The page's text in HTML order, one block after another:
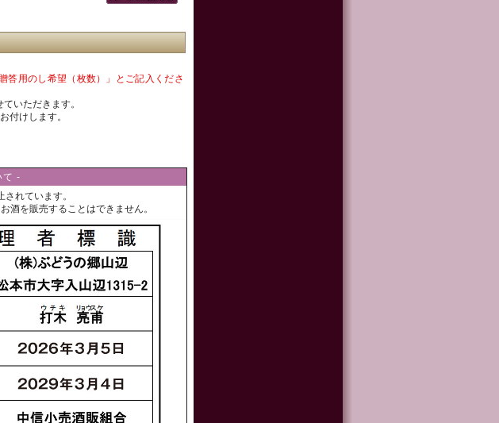
答用のし希望（枚数）」とご記入くださ
いただきます。
付けします。
て -
れています。
酒を販売することはできません。